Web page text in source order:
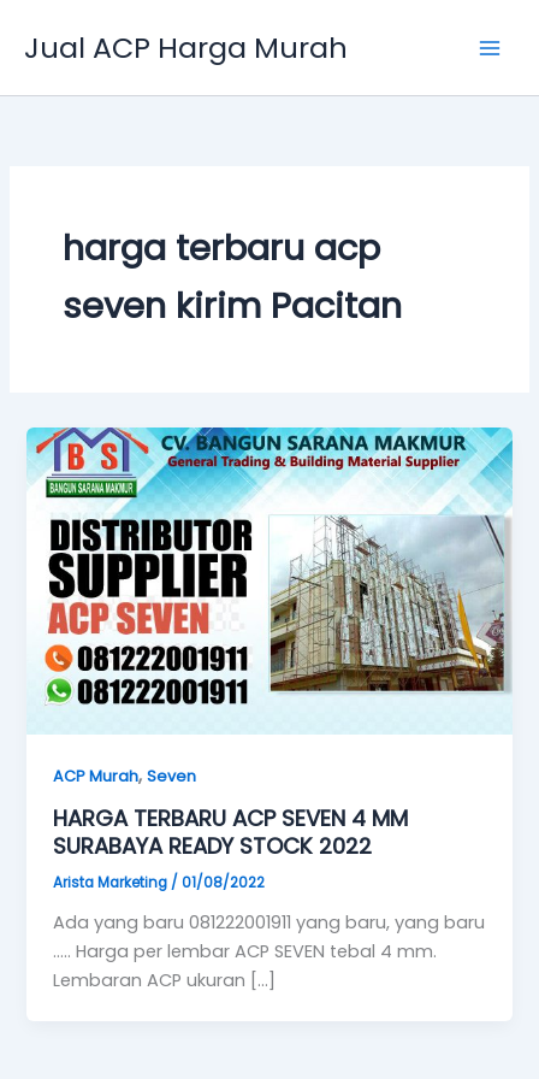
Jual ACP Harga Murah
harga terbaru acp
seven kirim Pacitan
ACP Murah,Seven
HARGA TERBARU ACP SEVEN 4 MM
SURABAYA READY STOCK 2022
Arista Marketing /01/08/2022
Ada yang baru 081222001911 yang baru, yang baru
….. Harga per lembar ACP SEVEN tebal 4 mm.
Lembaran ACP ukuran […]